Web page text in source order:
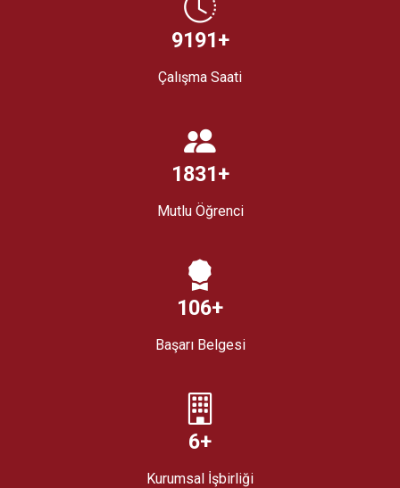
10525+
Çalışma Saati
2109+
Mutlu Öğrenci
123+
Başarı Belgesi
8+
Kurumsal İşbirliği